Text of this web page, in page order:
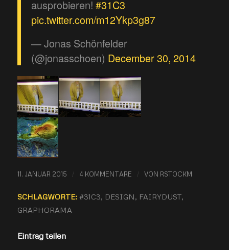
ausprobieren! #31C3
pic.twitter.com/m12Ykp3g87
— Jonas Schönfelder
(@jonasschoen) December 30, 2014
11. JANUAR 2015 / 4 KOMMENTARE / VON RSTOCKM
SCHLAGWORTE: #31C3, DESIGN, FAIRYDUST,
GRAPHORAMA
Eintrag teilen